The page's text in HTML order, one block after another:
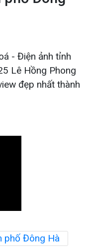
- Điện ảnh tỉnh
Lê Hồng Phong
đẹp nhất thành
phố Đông Hà